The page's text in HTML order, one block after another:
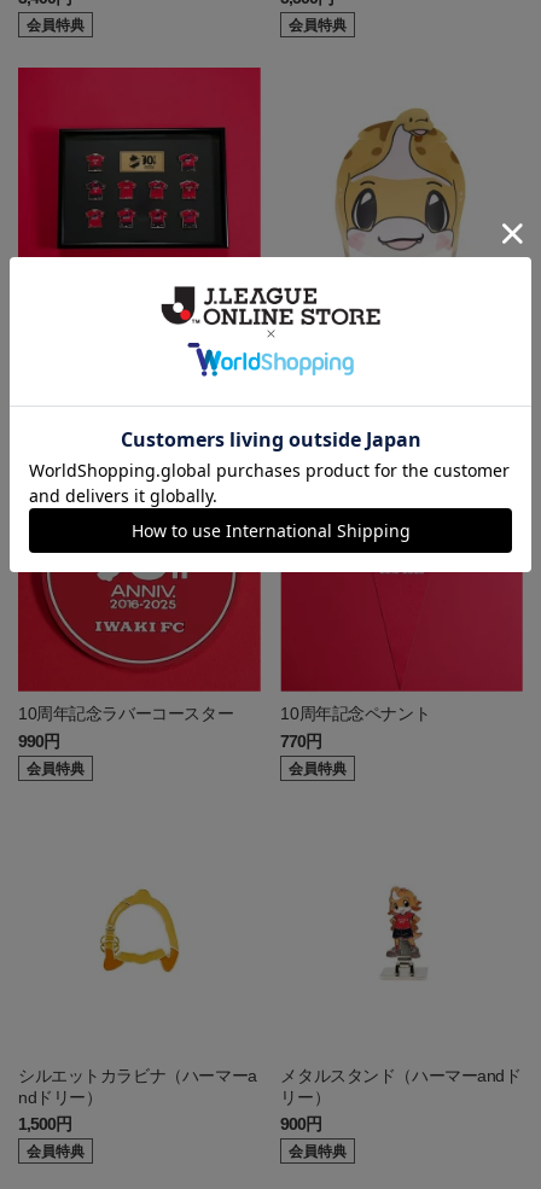
会員特典 会員特典
歴代ユニフォームピンバッジセ
会員特典
組み立てお面（ハーマー＆ドリ
ー）
1,400円
会員特典
10周年記念ラバーコースター
990円
会員特典
10周年記念ペナント
770円
会員特典
シルエットカラビナ（ハーマーa
ndドリー）
1,500円
会員特典
メタルスタンド（ハーマーandド
リー）
900円
会員特典